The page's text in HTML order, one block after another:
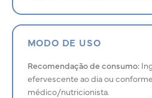
MODO DE USO
Recomendação de consumo:
efervescente ao dia ou
médico/nutricionista.